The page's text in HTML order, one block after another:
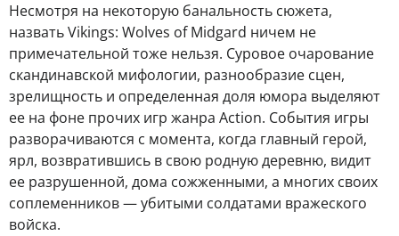
Несмотря на некоторую банальность сюжета,
назвать Vikings: Wolves of Midgard ничем не
примечательной тоже нельзя. Суровое очарование
скандинавской мифологии, разнообразие сцен,
зрелищность и определенная доля юмора выделяют
ее на фоне прочих игр жанра Action. События игры
разворачиваются с момента, когда главный герой,
ярл, возвратившись в свою родную деревню, видит
ее разрушенной, дома сожженными, а многих своих
соплеменников — убитыми солдатами вражеского
войска.